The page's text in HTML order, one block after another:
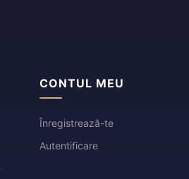
CONTUL MEU
Înregistrează-te
Autentificare